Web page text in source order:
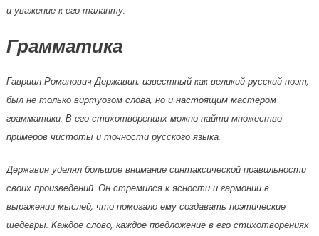
и уважение к его таланту.
Грамматика
Гавриил Романович Державин, известный как великий русский поэт,
был не только виртуозом слова, но и настоящим мастером
грамматики. В его стихотворениях можно найти множество
примеров чистоты и точности русского языка.
Державин уделял большое внимание синтаксической правильности
своих произведений. Он стремился к ясности и гармонии в
выражении мыслей, что помогало ему создавать поэтические
шедевры. Каждое слово, каждое предложение в его стихотворениях